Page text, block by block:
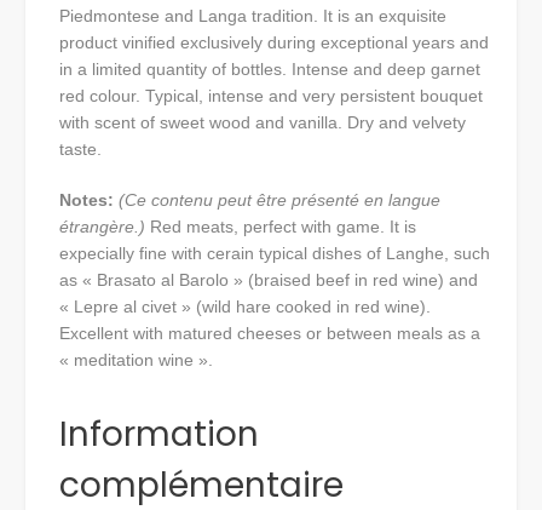
Piedmontese and Langa tradition. It is an exquisite
product vinified exclusively during exceptional years and
in a limited quantity of bottles. Intense and deep garnet
red colour. Typical, intense and very persistent bouquet
with scent of sweet wood and vanilla. Dry and velvety
taste.
Notes: (Ce contenu peut être présenté en langue
étrangère.) Red meats, perfect with game. It is
expecially fine with cerain typical dishes of Langhe, such
as « Brasato al Barolo » (braised beef in red wine) and
« Lepre al civet » (wild hare cooked in red wine).
Excellent with matured cheeses or between meals as a
« meditation wine ».
Information
complémentaire